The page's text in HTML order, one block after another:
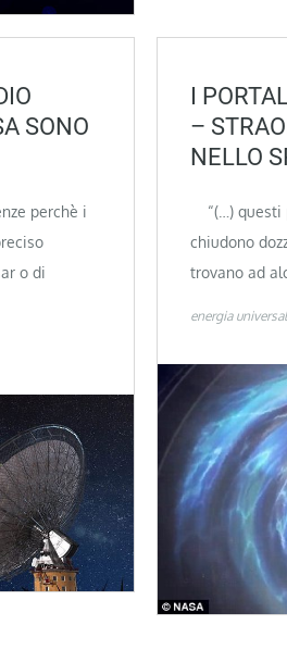
SONO
perchè i
o di
I
–
NELLO
“(…) questi
chiudono
trovano ad
energia